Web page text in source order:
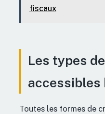
fiscaux
Les types
accessibles
Toutes les formes de